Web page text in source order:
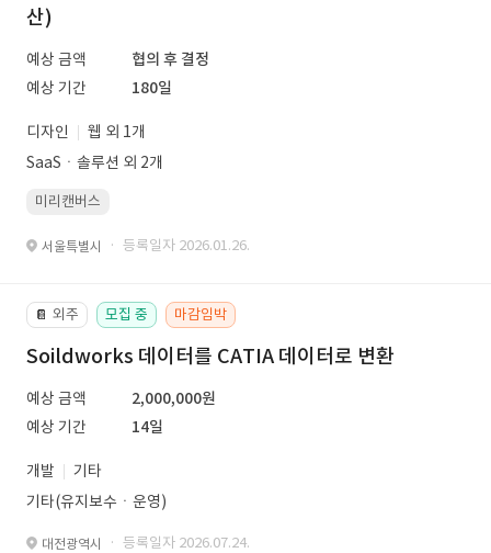
산)
예상 금액
협의 후 결정
예상 기간
180일
디자인
웹 외 1개
SaaSㆍ솔루션 외 2개
미리캔버스
서울특별시 · 등록일자 2026.01.26.
📔 외주 모집 중 마감임박
Soildworks 데이터를 CATIA 데이터로 변환
예상 금액
2,000,000원
예상 기간
14일
개발
기타
기타(유지보수ㆍ운영)
대전광역시 · 등록일자 2026.07.24.